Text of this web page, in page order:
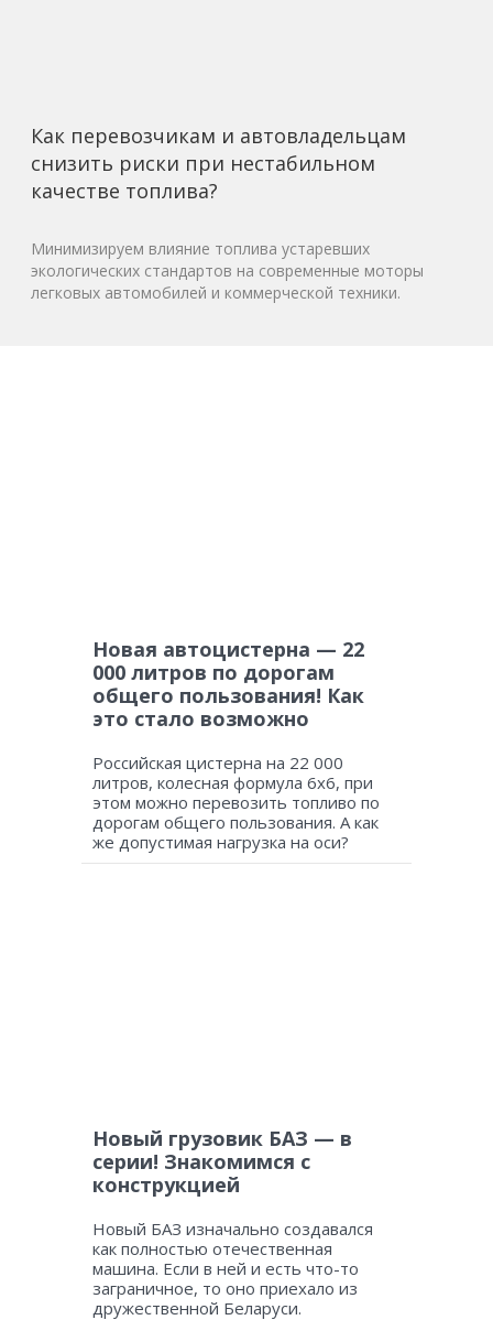
Как перевозчикам и автовладельцам
снизить риски при нестабильном
качестве топлива?
Минимизируем влияние топлива устаревших
экологических стандартов на современные моторы
легковых автомобилей и коммерческой техники.
Новая автоцистерна — 22
000 литров по дорогам
общего пользования! Как
это стало возможно
Российская цистерна на 22 000
литров, колесная формула 6х6, при
этом можно перевозить топливо по
дорогам общего пользования. А как
же допустимая нагрузка на оси?
Новый грузовик БАЗ — в
серии! Знакомимся с
конструкцией
Новый БАЗ изначально создавался
как полностью отечественная
машина. Если в ней и есть что-то
заграничное, то оно приехало из
дружественной Беларуси.